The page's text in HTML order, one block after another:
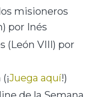
misioneros
por Inés
(León VIII) por
Juega aquí!)